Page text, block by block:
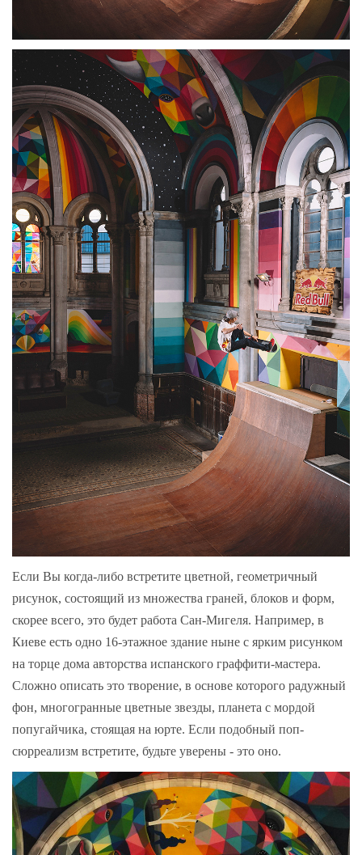
Если Вы когда-либо встретите цветной, геометричный
рисунок, состоящий из множества граней, блоков и форм,
скорее всего, это будет работа Сан-Мигеля. Например, в
Киеве есть одно 16-этажное здание ныне с ярким рисунком
на торце дома авторства испанского граффити-мастера.
Сложно описать это творение, в основе которого радужный
фон, многогранные цветные звезды, планета с мордой
попугайчика, стоящая на юрте. Если подобный поп-
сюрреализм встретите, будьте уверены - это оно.